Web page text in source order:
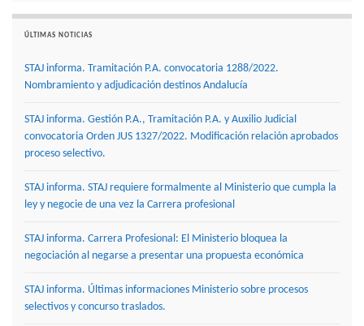
ÚLTIMAS NOTICIAS
STAJ informa. Tramitación P.A. convocatoria 1288/2022.
Nombramiento y adjudicación destinos Andalucía
STAJ informa. Gestión P.A., Tramitación P.A. y Auxilio Judicial
convocatoria Orden JUS 1327/2022. Modificación relación aprobados
proceso selectivo.
STAJ informa. STAJ requiere formalmente al Ministerio que cumpla la
ley y negocie de una vez la Carrera profesional
STAJ informa. Carrera Profesional: El Ministerio bloquea la
negociación al negarse a presentar una propuesta económica
STAJ informa. Últimas informaciones Ministerio sobre procesos
selectivos y concurso traslados.